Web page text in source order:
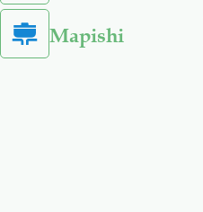
Mapishi